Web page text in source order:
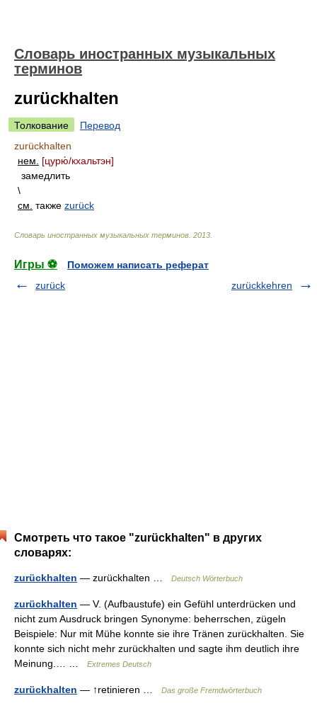
Словарь иностранных музыкальных
терминов
zurückhalten
Толкование
Перевод
zurückhalten
нем.
[цурю́/кхальтэн]
замедлить
\
см. также zurück
Словарь иностранных музыкальных терминов 2013
Игры ⚽
Поможем написать реферат
zurück
zurückkehren
Смотреть что такое "zurückhalten" в других
словарях:
zurückhalten — zurückhalten … Deutsch Wörterbuch
zurückhalten — V. (Aufbaustufe) ein Gefühl unterdrücken und
nicht zum Ausdruck bringen Synonyme: beherrschen, zügeln
Beispiele: Nur mit Mühe konnte sie ihre Tränen zurückhalten. Sie
konnte sich nicht mehr zurückhalten und sagte ihm deutlich ihre
Meinung.… …
Extremes Deutsch
zurückhalten — ↑retinieren … Das große Fremdwörterbuch